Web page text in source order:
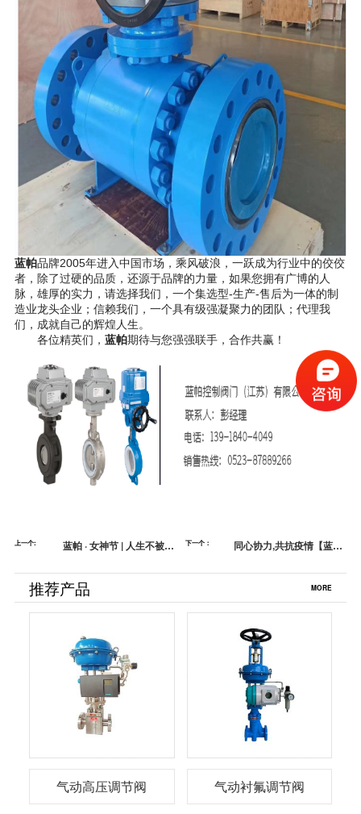
蓝帕品牌2005年进入中国市场，乘风破浪，一跃成为行业中的佼佼
者，除了过硬的品质，还源于品牌的力量，如果您拥有广博的人
脉，雄厚的实力，请选择我们，一个集选型-生产-售后为一体的制
造业龙头企业；信赖我们，一个具有级强凝聚力的团队；代理我
们，成就自己的辉煌人生。
各位精英们， 蓝帕期待与您强强联手，合作共赢！
上一个:
蓝帕 · 女神节 | 人生不被年
神！
下一个：
同心协力,共抗疫情【蓝
推荐产品 MORE
气动高压调节阀 气动衬氟调节阀